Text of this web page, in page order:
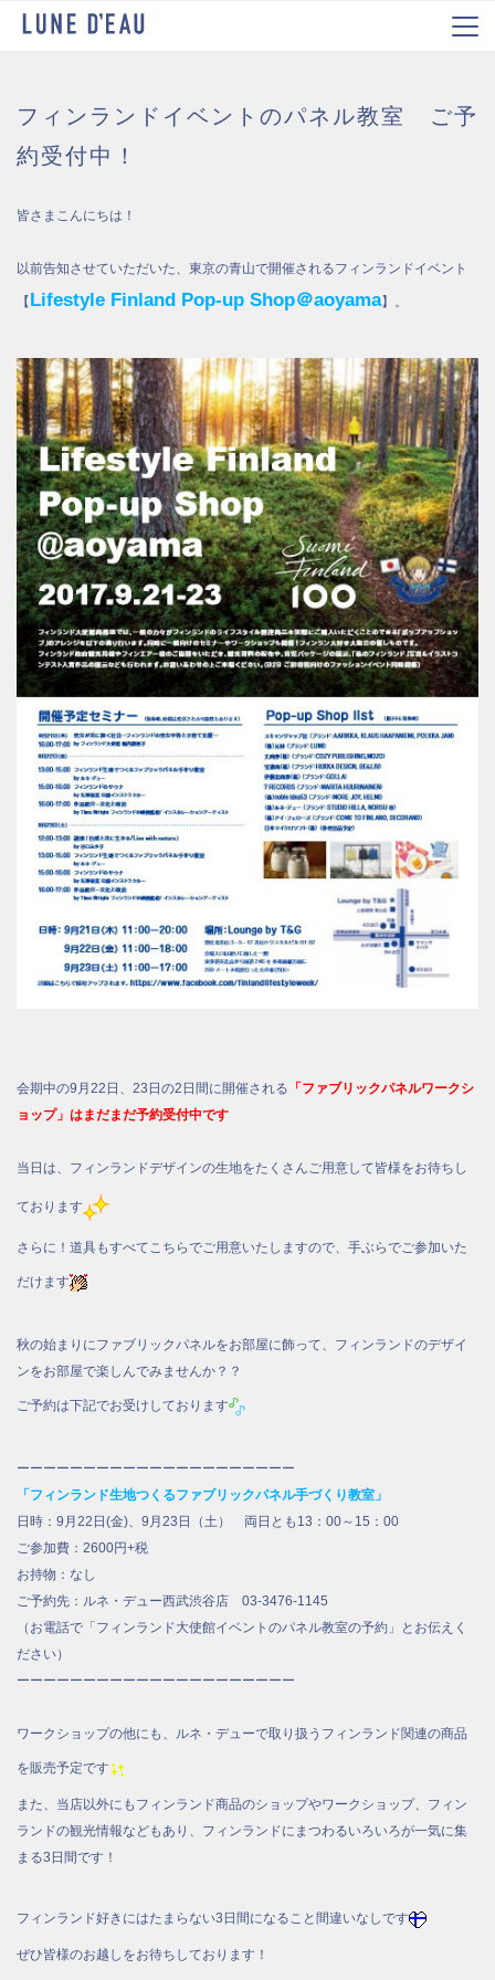
フィンランドイベントのパネル教室 ご予
約受付中！
皆さまこんにちは！
以前告知させていただいた、東京の青山で開催されるフィンランドイベント
【 Lifestyle Finland Pop-up Shop＠aoyama】。
会期中の9月22日、23日の2日間に開催される 「ファブリックパネルワークシ
ョップ」はまだまだ予約受付中です
当日は、フィンランドデザインの生地をたくさんご用意して皆様をお待ちし
ております
さらに！道具もすべてこちらでご用意いたしますので、手ぶらでご参加いた
だけます
秋の始まりにファブリックパネルをお部屋に飾って、フィンランドのデザイ
ンをお部屋で楽しんでみませんか？？
ご予約は下記でお受けしております
ーーーーーーーーーーーーーーーーーーーーー
「フィンランド生地つくるファブリックパネル手づくり教室」
日時：9月22日(金)、9月23日（土） 両日とも13：00～15：00
ご参加費：2600円+税
お持物：なし
ご予約先：ルネ・デュー西武渋谷店 03-3476-1145
（お電話で「フィンランド大使館イベントのパネル教室の予約」とお伝えく
ださい）
ーーーーーーーーーーーーーーーーーーーーー
ワークショップの他にも、ルネ・デューで取り扱うフィンランド関連の商品
を販売予定です
また、当店以外にもフィンランド商品のショップやワークショップ、フィン
ランドの観光情報などもあり、フィンランドにまつわるいろいろが一気に集
まる3日間です！
フィンランド好きにはたまらない3日間になること間違いなしです
ぜひ皆様のお越しをお待ちしております！